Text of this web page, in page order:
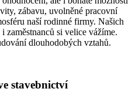
zábavu, uvolněné pracovní
naší rodinné firmy. Našich
zaměstnanců si velice vážíme.
dlouhodobých vztahů.
stavebnictví